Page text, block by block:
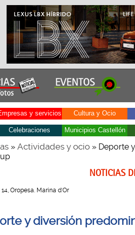
y servicios Cultura y Ocio
Celebraciones Municipios Castellón
» Actividades y ocio» Deporte
NOTICIAS
Oropesa. Marina d'Or
y diversión